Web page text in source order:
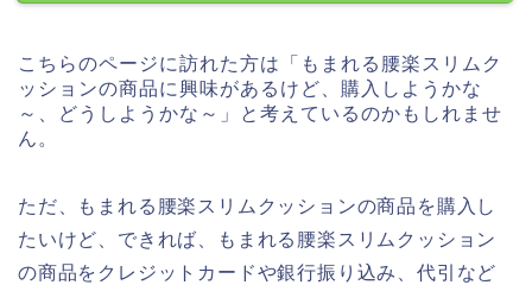
こちらのページに訪れた方は「もまれる腰楽スリムク
ッションの商品に興味があるけど、購入しようかな
～、どうしようかな～」と考えているのかもしれませ
ん。
ただ、もまれる腰楽スリムクッションの商品を購入し
たいけど、できれば、もまれる腰楽スリムクッション
の商品をクレジットカードや銀行振り込み、代引など